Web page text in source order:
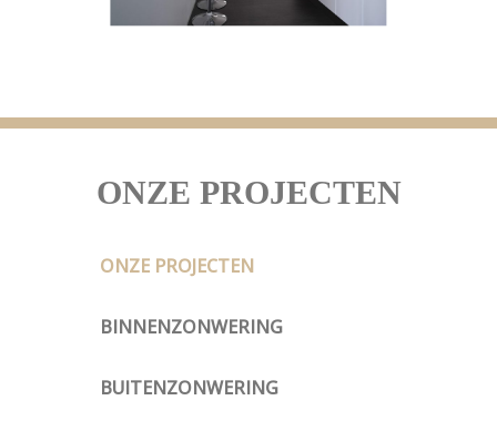
ONZE PROJECTEN
ONZE PROJECTEN
BINNENZONWERING
BUITENZONWERING